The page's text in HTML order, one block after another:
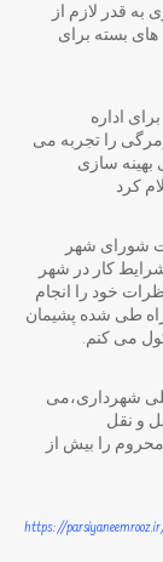
به قدر لازم از
های بسته برای
اداره
را تجربه می
بهینه سازی
کرد
شورای شهر
شرایط کار در شهر
خود را انجام
طی شده پشیمان
می کنم.
شهرداری،می
و نقل
را بیش از